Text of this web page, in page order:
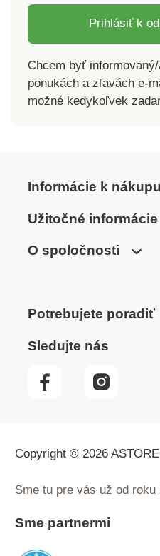
Prihlásiť k
Chcem byť
ponukách a zľavách e-
možné kedykoľvek
Informácie k nákupu
Užitočné informácie
O spoločnosti
Potrebujete poradiť
Sledujte nás
Copyright © 2026
Sme tu pre vás už od roku
Sme partnermi